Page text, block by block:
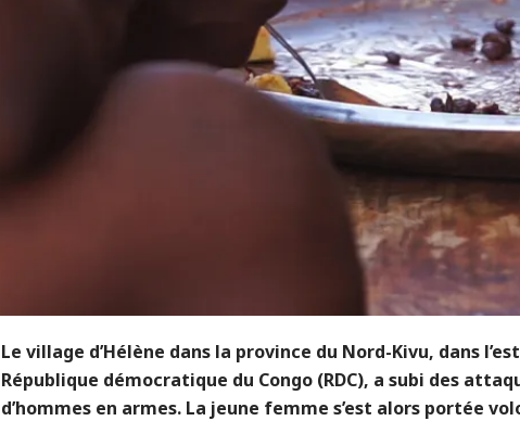
Le village d’Hélène dans la province du Nord-Kivu, dans
République démocratique du Congo (RDC), a subi des
d’hommes en armes. La jeune femme s’est alors portée